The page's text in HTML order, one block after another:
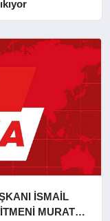
İSMAİL
MURAT